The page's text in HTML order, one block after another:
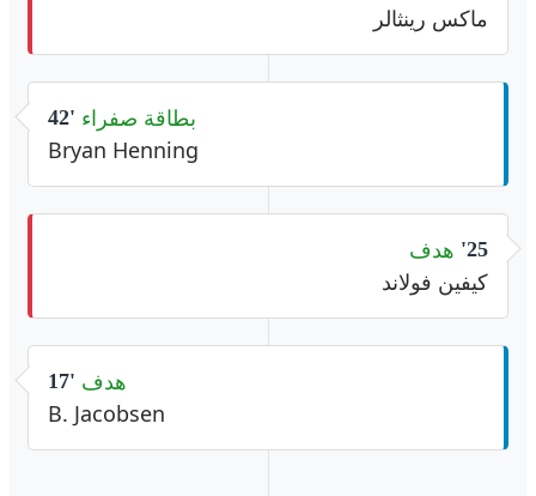
ماكس رينثالر
42' بطاقة صفراء
Bryan Henning
25' هدف
كيفين فولاند
17' هدف
B. Jacobsen